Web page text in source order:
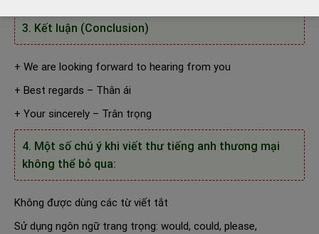
3. Kết luận (Conclusion)
+ We are looking forward to hearing from you
+ Best regards – Thân ái
+ Your sincerely – Trân trọng
4. Một số chú ý khi viết thư tiếng anh thương mại
không thể bỏ qua:
Không được dùng các từ viết tắt
Sử dụng ngôn ngữ trang trọng: would, could, please,